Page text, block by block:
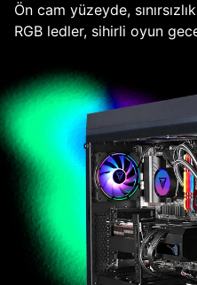
Ön cam yüzeyde,
RGB ledler, sihirli oyun